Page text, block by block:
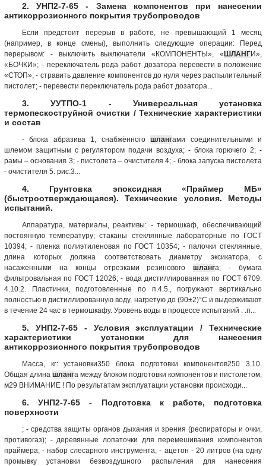
2. УНП2-7-65 - Замена компонентов при нанесении
антикоррозионного покрытия трубопроводов
Если предстоит перерыв в работе, не превышающий 1 месяц
(например, в конце смены), выполнить следующие операции: Перед
перерывом: - выключить выключатели «КОМПОНЕНТЫ», «ШЛАНГИ»,
«БОЧКИ»; - переключатель рода работ дозатора перевести в положение
«СТОП»; - стравить давление компонентов до нуля через распылительный
пистолет; - перевести переключатель рода работ дозатора...
3. УУТПО-1 - Универсальная установка
термопескоструйной очистки / Технические характеристики
и состав
- блока абразива 1, снабжённогошлангами соединительными и
шлемом защитным с регулятором подачи воздуха; - блока горючего 2; -
рамы – основания 3; - пистолета – очистителя 4; - блока запуска пистолета
- очистителя 5. рис.3...
4. Грунтовка эпоксидная «Праймер МБ»
(быстроотверждающаяся). Технические условия. Методы
испытаний.
Аппаратура, материалы, реактивы: - термошкаф, обеспечивающий
постоянную температуру; стаканы стеклянные лабораторные по ГОСТ
10394; - пленка полиэтиленовая по ГОСТ 10354; - палочки стеклянные,
длина которых должна соответствовать диаметру эксикатора, с
насаженными на концы отрезками резиновогошланга; - бумага
фильтровальная по ГОСТ 12026; - вода дистиллированная по ГОСТ 6709.
4.10.2. Пластинки, подготовленные по п.4.5., погружают вертикально
полностью в дистиллированную воду, нагретую до (90±2)°С и выдерживают
в течение 24 час в термошкафу. Уровень воды в процессе испытаний . .п...
5. УНП2-7-65 - Условия эксплуатации / Технические
характеристики установки для нанесения
антикоррозионного покрытия трубопроводов
Масса, кг: установки350 блока подготовки компонентов250 3.10.
Общая длина шланга между блоком подготовки компонентов и пистолетом,
м29 ВНИМАНИЕ ! По результатам эксплуатации установки происходи...
6. УНП2-7-65 - Подготовка к работе, подготовка
поверхности
; - средства защиты органов дыхания и зрения (респираторы и очки,
противогаз); - деревянные лопаточки для перемешивания компонентов
праймера; - набор слесарного инструмента; - ацетон - 20 литров (на одну
промывку установки безвоздушного распыления для нанесения